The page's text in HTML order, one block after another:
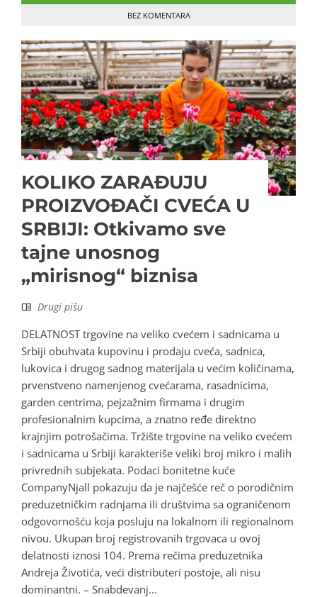
BEZ KOMENTARA
KOLIKO ZARAĐUJU
PROIZVOĐAČI CVEĆA U
SRBIJI: Otkivamo sve
tajne unosnog
„mirisnog“ biznisa
Drugi pišu
DELATNOST trgovine na veliko cvećem i sadnicama u
Srbiji obuhvata kupovinu i prodaju cveća, sadnica,
lukovica i drugog sadnog materijala u većim količinama,
prvenstveno namenjenog cvećarama, rasadnicima,
garden centrima, pejzažnim firmama i drugim
profesionalnim kupcima, a znatno ređe direktno
krajnjim potrošačima. Tržište trgovine na veliko cvećem
i sadnicama u Srbiji karakteriše veliki broj mikro i malih
privrednih subjekata. Podaci bonitetne kuće
CompanyNjall pokazuju da je najčešće reč o porodičnim
preduzetničkim radnjama ili društvima sa ograničenom
odgovornošću koja posluju na lokalnom ili regionalnom
nivou. Ukupan broj registrovanih trgovaca u ovoj
delatnosti iznosi 104. Prema rečima preduzetnika
Andreja Životića, veći distributeri postoje, ali nisu
dominantni. – Snabdevanj...